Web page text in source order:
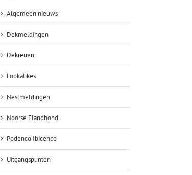
Algemeen nieuws
Dekmeldingen
Dekreuen
Lookalikes
Nestmeldingen
Noorse Elandhond
Podenco Ibicenco
Uitgangspunten